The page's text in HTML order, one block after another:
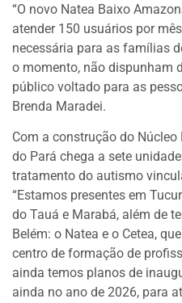
“O novo Natea Baixo
atender 150 usuários por
necessária para as famílias
o momento, não dispunham
público voltado para as
Brenda Maradei.
Com a construção do
do Pará chega a sete
tratamento do autismo
“Estamos presentes em
do Tauá e Marabá, além de
Belém: o Natea e o Cetea,
centro de formação de
ainda temos planos de
ainda no ano de 2026, para